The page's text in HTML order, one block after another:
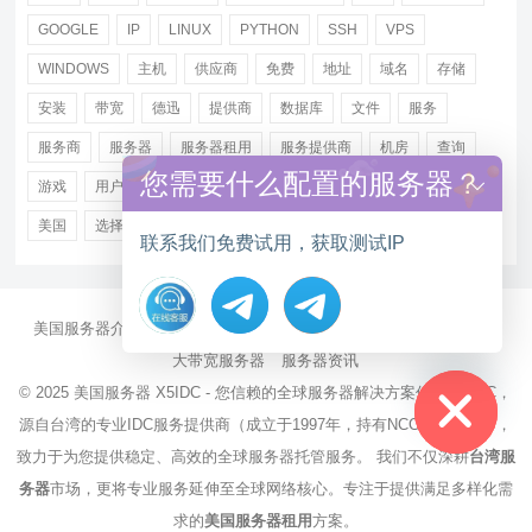
GOOGLE IP LINUX PYTHON SSH VPS
WINDOWS 主机 供应商 免费 地址 域名 存储
安装 带宽 德迅 提供商 数据库 文件 服务
服务商 服务器 服务器租用 服务提供商 机房 查询
游戏 用户 电讯 租用 网站 网络 网络连接
美国 选择
美国服务器介绍 美国CN2服务器 站群多IP服务器
大带宽服务器
服务器资讯
© 2025 美国服务器 X5IDC - 您信赖的全球服务器解决方案伙伴 X5IDC，
源自台湾的专业IDC服务提供商（成立于1997年，持有NCC电信执照），
致力于为您提供稳定、高效的全球服务器托管服务。 我们不仅深耕台湾服
务器市场，更将专业服务延伸至全球网络核心。专注于提供满足多样化需
求的美国服务器租用方案。
Hide chaty
您需要什么配置的服务器？
联系我们免费试用，获取测试IP